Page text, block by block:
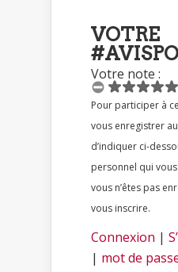
VOTRE
Votre note :
Pour participer à ce forum, vous devez
vous enregistrer
d’indiquer ci-
personnel qui vous a été
vous n’êtes pas
vous inscrire.
Connexion |
| mot de